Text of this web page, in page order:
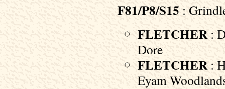
F81/P8/S15 :
FLETCHER:
Dore
FLETCHER :
Eyam